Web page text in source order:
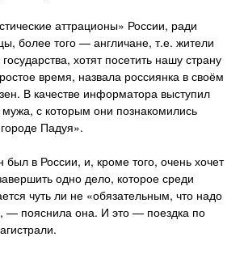
аттрационы» России, ради
более того — англичане, т.е. жители
хотят посетить нашу страну
время, назвала россиянка в своём
В качестве информатора выступил
мужа, с которым они познакомились
городе Падуя».
был в России, и, кроме того, очень хочет
одно дело, которое среди
чуть ли не «обязательным, что надо
— пояснила она. И это — поездка по